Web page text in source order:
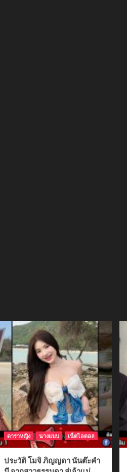
ดาราหญิง นางแบบ เน็ตไอดอล
ประวัติ โมจิ ภิญญดา นันต๊ะคำ